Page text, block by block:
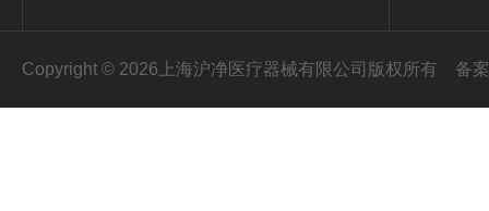
Copyright © 2026上海沪净医疗器械有限公司版权所有 备